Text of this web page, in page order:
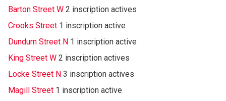
Barton Street W 2 inscription actives
Crooks Street 1 inscription active
Dundurn Street N 1 inscription active
King Street W 2 inscription actives
Locke Street N 3 inscription actives
Magill Street 1 inscription active